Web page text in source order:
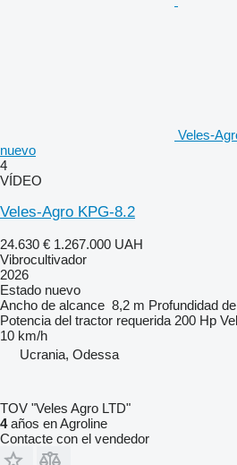
Veles-
nuevo
4
VÍDEO
Veles-Agro KPG-8.2
24.630 € 1.267.000 UAH
Vibrocultivador
2026
Estado nuevo
Ancho de alcance 8,2 m Profundidad
Potencia del tractor requerida 200 Hp
10 km/h
Ucrania, Odessa
TOV "Veles Agro LTD"
4años en Agroline
Contacte con el vendedor